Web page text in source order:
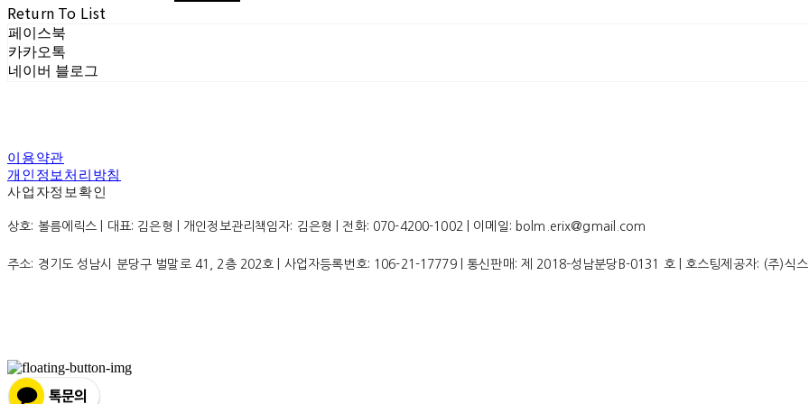
Return To List
페이스북
카카오톡
네이버 블로그
이용약관
개인정보처리방침
사업자정보확인
상호: 볼름에릭스 | 대표: 김은형 | 개인정보관리책임자: 김은형 | 전화: 070-4200-1002 | 이메일: bolm.erix@gmail.com
주소: 경기도 성남시 분당구 벌말로 41, 2층 202호 | 사업자등록번호: 106-21-17779| 통신판매: 제 2018-성남분당B-0131 호| 호스팅제공자: (주)식